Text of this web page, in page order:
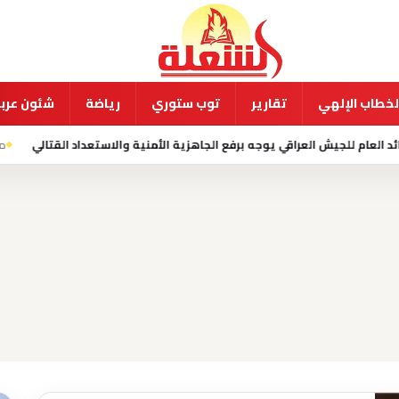
الإلهي تقارير توب ستوري رياضة شئون
يوجه برفع الجاهزية الأمنية والاستعداد القتالي منذ 9 ساعة الاحتلال يهدم